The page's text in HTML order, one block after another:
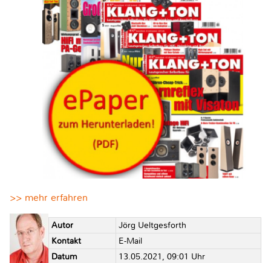
>> mehr erfahren
Autor
Jörg Ueltgesforth
Kontakt
E-Mail
Datum
13.05.2021, 09:01 Uhr